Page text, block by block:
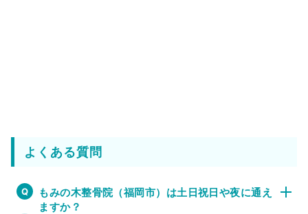
よくある質問
もみの木整骨院（福岡市）は土日祝日や夜に通え
ますか？